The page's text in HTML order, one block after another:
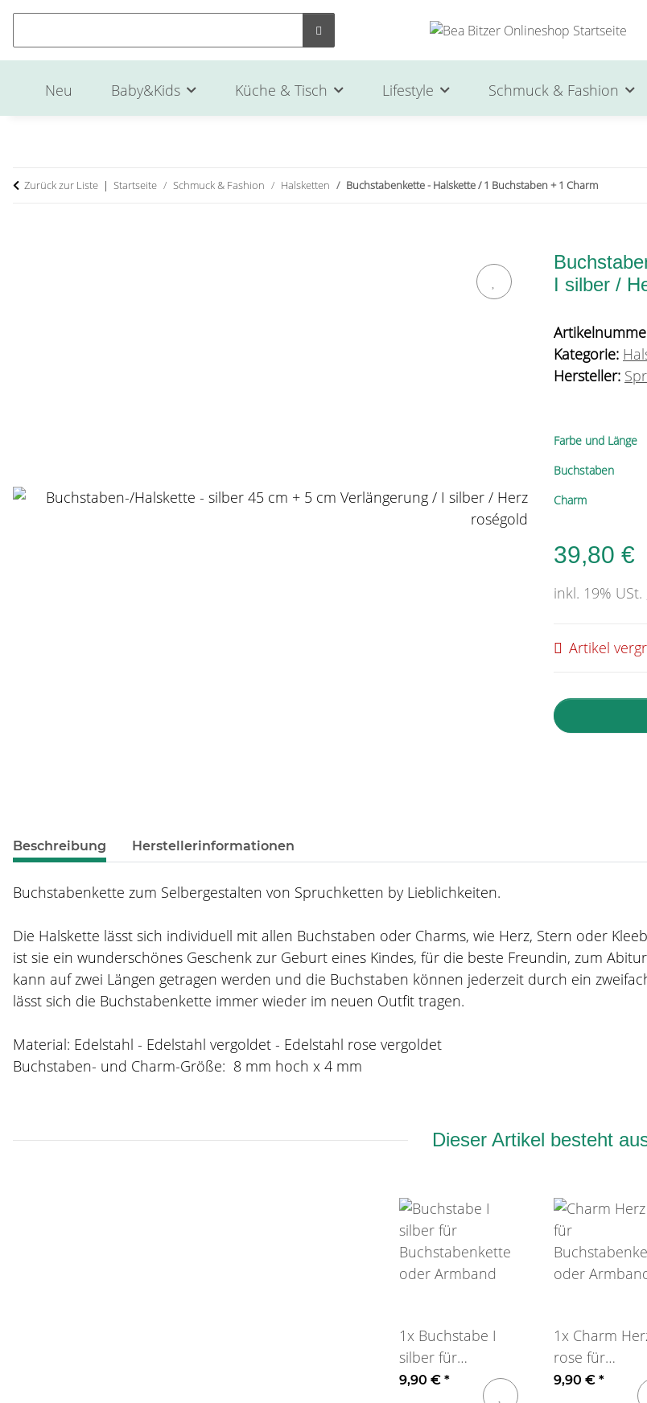
Neu Baby&Kids Küche & Tisch Lifestyle Schmuck & Fashion
Zurück zur Liste Startseite Schmuck & Fashion Halsketten Buchstabenkette - Halskette / 1 Buchstaben + 1 Charm
I silber /
Kategorie:
Hersteller:
Farbe und Länge
Buchstaben
Charm
39,80 €
inkl. 19% USt.
Artikel
weitere Registerkarten anzeigen
Beschreibung Herstellerinformationen
Buchstabenkette zum Selbergestalten von Spruchketten by Lieblichkeiten.
Die Halskette lässt sich individuell mit allen Buchstaben oder Charms, wie Herz, Stern oder
ist sie ein wunderschönes Geschenk zur Geburt eines Kindes, für die beste Freundin, zum
kann auf zwei Längen getragen werden und die Buchstaben können jederzeit durch ein
lässt sich die Buchstabenkette immer wieder im neuen Outfit tragen.
Material: Edelstahl - Edelstahl vergoldet - Edelstahl rose vergoldet
Buchstaben- und Charm-Größe: 8 mm hoch x 4 mm
Dieser Artikel besteht
1x Buchstabe I
silber für
Buchstabenkette
9,90 € *
1x Charm
rose für
9,90 € *